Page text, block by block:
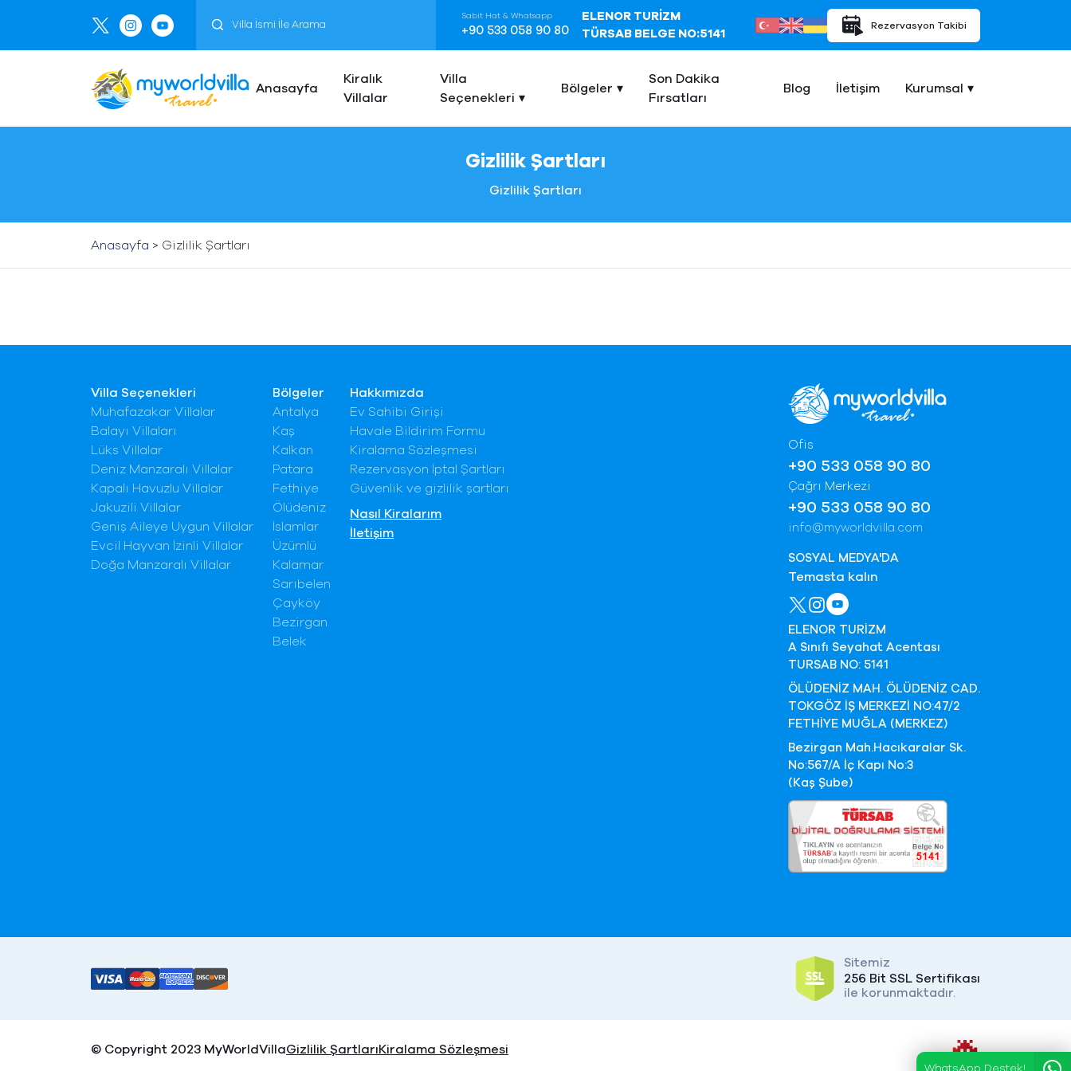
Sabit Hat & Whatsapp
+90 533 058 90 80
ELENOR TURİZM
TÜRSAB BELGE NO:5141
Rezervasyon Takibi
Anasayfa
Kiralık
Villalar
Villa
Seçenekleri
Bölgeler
Son Dakika
Fırsatları
Blog İletişim Kurumsal
Gizlilik Şartları
Gizlilik Şartları
Anasayfa > Gizlilik Şartları
Villa Seçenekleri
Muhafazakar Villalar
Balayı Villaları
Lüks Villalar
Deniz Manzaralı Villalar
Kapalı Havuzlu Villalar
Jakuzili Villalar
Geniş Aileye Uygun Villalar
Evcil Hayvan İzinli Villalar
Doğa Manzaralı Villalar
Bölgeler
Antalya
Kaş
Kalkan
Patara
Fethiye
Ölüdeniz
İslamlar
Üzümlü
Kalamar
Sarıbelen
Çayköy
Bezirgan
Belek
Hakkımızda
Ev Sahibi Girişi
Havale Bildirim Formu
Kiralama Sözleşmesi
Rezervasyon İptal Şartları
Güvenlik ve gizlilik şartları
Nasıl Kiralarım
İletişim
Ofis
+90 533 058 90 80
Çağrı Merkezi
+90 533 058 90 80
info@myworldvilla.com
SOSYAL MEDYA'DA
Temasta kalın
ELENOR TURİZM
A Sınıfı Seyahat Acentası
TURSAB NO: 5141
ÖLÜDENİZ MAH. ÖLÜDENİZ CAD.
TOKGÖZ İŞ MERKEZİ NO:47/2
FETHİYE MUĞLA (MERKEZ)
Bezirgan Mah.Hacıkaralar Sk.
No:567/A İç Kapı No:3
(Kaş Şube)
Sitemiz
256 Bit SSL Sertifikası
ile korunmaktadır.
© Copyright 2023 MyWorldVillaGizlilik ŞartlarıKiralama Sözleşmesi
WhatsApp Destek!